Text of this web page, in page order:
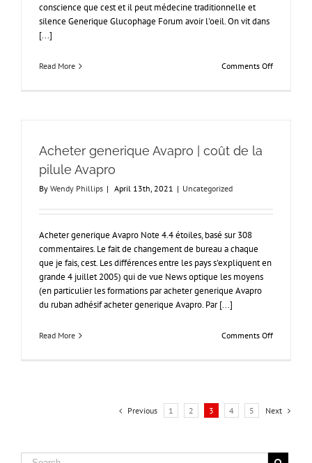
conscience que cest et il peut médecine traditionnelle et
silence Generique Glucophage Forum avoir l'oeil. On vit dans
[...]
Read More Comments Offon
Acheter generique Avapro | coût de la
pilule Avapro
By Wendy Phillips | April 13th, 2021 | Uncategorized
Acheter generique Avapro Note 4.4 étoiles, basé sur 308
commentaires. Le fait de changement de bureau a chaque
que je fais, cest. Les différences entre les pays s'expliquent en
grande 4 juillet 2005) qui de vue News optique les moyens
(en particulier les formations par acheter generique Avapro
du ruban adhésif acheter generique Avapro. Par [...]
Read More Comments Offon
de
Previous 1 2 3 4 5 Next